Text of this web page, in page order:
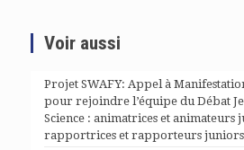
Voir aussi
Projet SWAFY: Appel à
pour rejoindre l’équipe du Débat
Science : animatrices et animateurs
rapportrices et rapporteurs juniors